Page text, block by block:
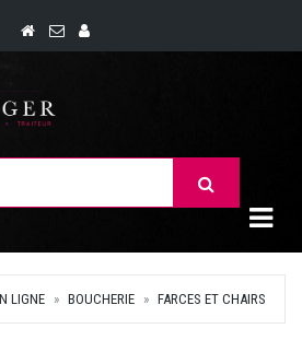
LIGNE BOUCHERIE FARCES ET CHAIRS